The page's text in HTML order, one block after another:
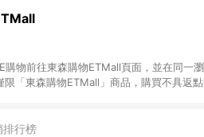
購物前往東森購物ETMall頁面，並在同一
限「東森購物ETMall」商品，購買不具返
4. 如取消訂單、退貨、退款或購物中登出
排行榜